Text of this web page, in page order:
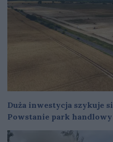
Duża inwestycja szykuje
Powstanie park handlowy